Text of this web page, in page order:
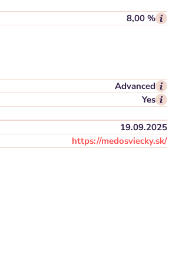
8,00 %
Advanced
Yes
19.09.2025
https://medosviecky.sk/